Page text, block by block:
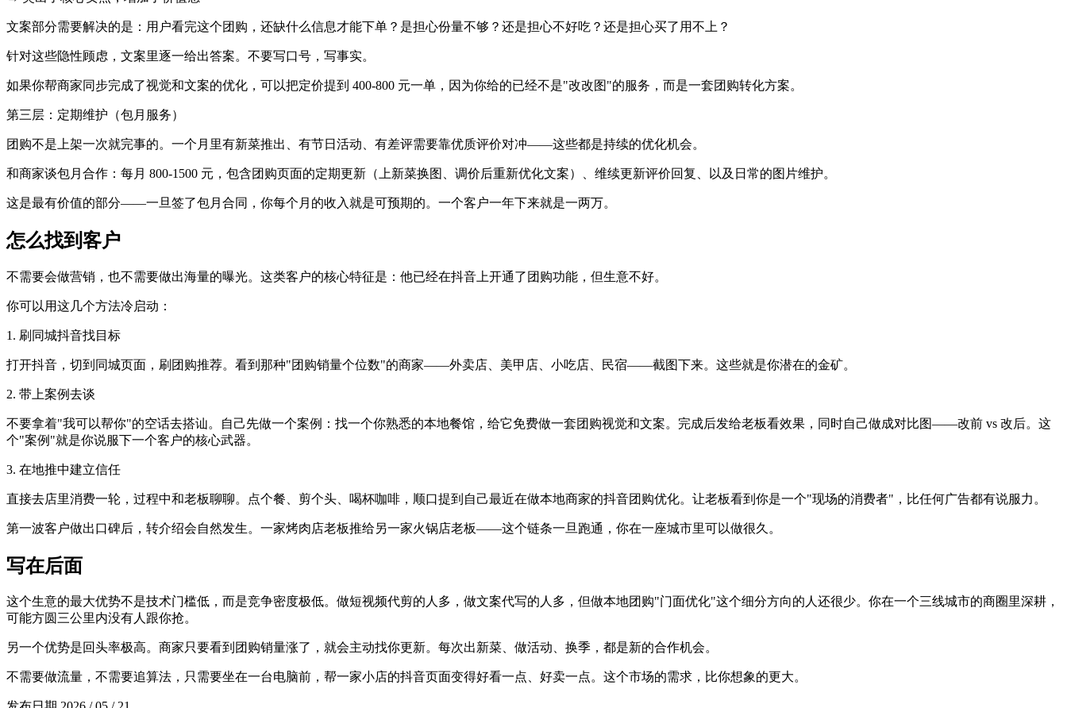
文案部分需要解决的是：用户看完这个团购，还缺什么信息才能下单？是担心份量不够？还是担心不好吃？还是担心买了用不上？
针对这些隐性顾虑，文案里逐一给出答案。不要写口号，写事实。
如果你帮商家同步完成了视觉和文案的优化，可以把定价提到 400-800 元一单，因为你给的已经不是"改改图"的服务，而是一套团购转化方案。
第三层：定期维护（包月服务）
团购不是上架一次就完事的。一个月里有新菜推出、有节日活动、有差评需要靠优质评价对冲——这些都是持续的优化机会。
和商家谈包月合作：每月 800-1500 元，包含团购页面的定期更新（上新菜换图、调价后重新优化文案）、维续更新评价回复、以及日常的图片维护。
这是最有价值的部分——一旦签了包月合同，你每个月的收入就是可预期的。一个客户一年下来就是一两万。
怎么找到客户
不需要会做营销，也不需要做出海量的曝光。这类客户的核心特征是：他已经在抖音上开通了团购功能，但生意不好。
你可以用这几个方法冷启动：
1. 刷同城抖音找目标
打开抖音，切到同城页面，刷团购推荐。看到那种"团购销量个位数"的商家——外卖店、美甲店、小吃店、民宿——截图下来。这些就是你潜在的金矿。
2. 带上案例去谈
不要拿着"我可以帮你"的空话去搭讪。自己先做一个案例：找一个你熟悉的本地餐馆，给它免费做一套团购视觉和文案。完成后发给老板看效果，同时自己做成对比图——改前 vs 改后。这
个"案例"就是你说服下一个客户的核心武器。
3. 在地推中建立信任
直接去店里消费一轮，过程中和老板聊聊。点个餐、剪个头、喝杯咖啡，顺口提到自己最近在做本地商家的抖音团购优化。让老板看到你是一个"现场的消费者"，比任何广告都有说服力。
第一波客户做出口碑后，转介绍会自然发生。一家烤肉店老板推给另一家火锅店老板——这个链条一旦跑通，你在一座城市里可以做很久。
写在后面
这个生意的最大优势不是技术门槛低，而是竞争密度极低。做短视频代剪的人多，做文案代写的人多，但做本地团购"门面优化"这个细分方向的人还很少。你在一个三线城市的商圈里深耕，
可能方圆三公里内没有人跟你抢。
另一个优势是回头率极高。商家只要看到团购销量涨了，就会主动找你更新。每次出新菜、做活动、换季，都是新的合作机会。
不需要做流量，不需要追算法，只需要坐在一台电脑前，帮一家小店的抖音页面变得好看一点、好卖一点。这个市场的需求，比你想象的更大。